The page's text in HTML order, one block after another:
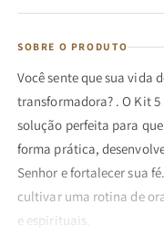
SOBRE O PRODUTO
Você sente que sua vida
transformadora? . O Kit
solução perfeita para
forma prática,
Senhor e fortalecer sua
cultivar uma rotina de
e espirituais.